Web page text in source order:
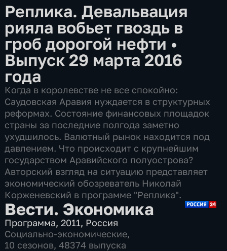
Реплика. Девальвация
рияла вобьет гвоздь в
гроб дорогой нефти •
Выпуск 29 марта 2016
года
Когда в королевстве не все спокойно:
Саудовская Аравия нуждается в структурных
реформах. Состояние финансовых площадок
страны за последние полгода заметно
ухудшилось. Валютный рынок находится под
давлением. Что происходит с крупнейшим
государством Аравийского полуострова?
Авторский взгляд на ситуацию представляет
экономический обозреватель Николай
Корженевский в программе "Реплика".
Вести. Экономика
Программа,2011, Россия
Социально-экономические,
10 сезонов, 48374 выпуска